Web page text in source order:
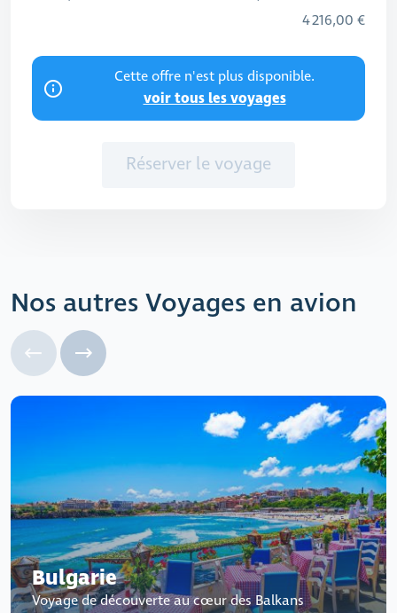
4 216,00 €
Cette offre n'est plus disponible.
voir tous les voyages
Réserver le voyage
Nos autres Voyages en avion
Bulgarie
Voyage de découverte au cœur des Balkans